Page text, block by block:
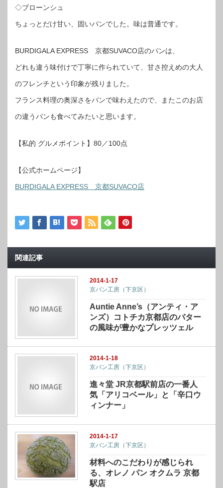
◇ブローンシュ
ちょっとだけ甘い、固いパンでした。味は普通です。
BURDIGALA EXPRESS 京都SUVACO店のパンは、
どれも違う味付けで丁寧に作られていて、甘さ控えめの大人
のフレンチという印象が残りました。
フランス料理の奥深さをパンで味わえたので、またこのお店
の違うパンも食べてみたいと思います。
【私的 グルメポイント】80／100点
【公式ホームページ】
BURDIGALA EXPRESS 京都SUVACO店
関連記事
2014-1-17
京パン工房（下京区）
Auntie Anne’s（アンティ・ア
ンズ）コトチカ京都店のバター
の風味が豊かなプレッツェル
2014-1-18
京パン工房（下京区）
進々堂 JR京都駅前店の一番人
気「アリコベール」と「辛口ウ
ィンナー」
2014-1-17
京パン工房（下京区）
材料へのこだわりが感じられ
る、オレノ パン オクムラ 京都
駅店